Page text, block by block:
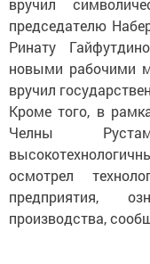
вручил
председателю
Ринату
новыми рабочими
вручил
Кроме того, в
Челны
осмотрел
предприятия,
производства,